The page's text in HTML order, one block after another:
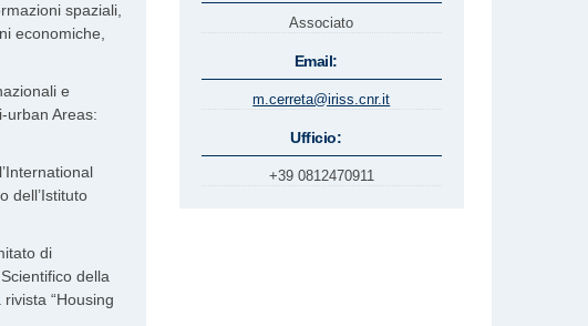
spaziali,
economiche,
e
urban Areas:
dell’Istituto
di
della
“Housing
Associato
Email:
m.cerreta@iriss.cnr.it
Ufficio:
+39 0812470911